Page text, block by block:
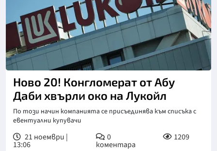
Ново 20! Конгломерат от Абу
Даби хвърли око на Лукойл
По този начин компанията се присъединява към списъка с
евентуални купувачи
21 ноември |
13:06
0
коментара
1209